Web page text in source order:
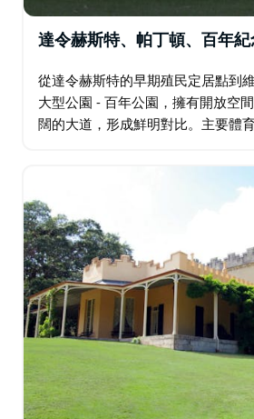
達令赫斯特、帕丁頓、百年紀
從達令赫斯特的早期殖民定居點到
大型公園 - 百年公園，擁有開放空
闊的大道，形成鮮明對比。主要體
場的足球場。隔壁是歷史悠久的悉